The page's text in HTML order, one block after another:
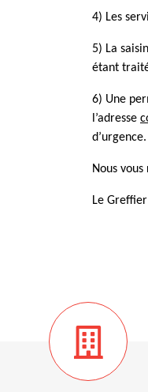
4) Les
5) La
étant
6) Une
l’adresse
d’urgence.
Nous
Le